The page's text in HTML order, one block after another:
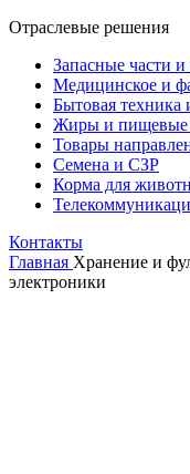
Отраслевые решения
Запасные части
Медицинское и
Бытовая техника
Жиры и пищевые
Товары
Семена и СЗР
Корма для
Контакты
Главная Хранение и
электроники